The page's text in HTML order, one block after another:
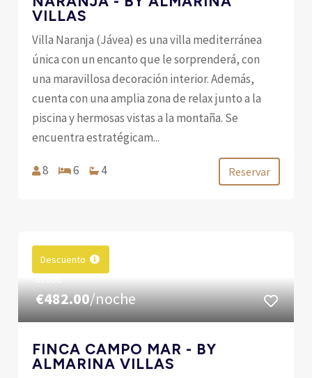
VILLAS
Villa Naranja (Jávea) es una villa mediterránea
única con un encanto que le sorprenderá, con
una maravillosa decoración interior. Además,
cuenta con una amplia zona de relax junto a la
piscina y hermosas vistas a la montaña. Se
encuentra estratégicam...
8 6 4 Reservar
Descuento
€482.00/noche
FINCA CAMPO MAR - BY
ALMARINA VILLAS